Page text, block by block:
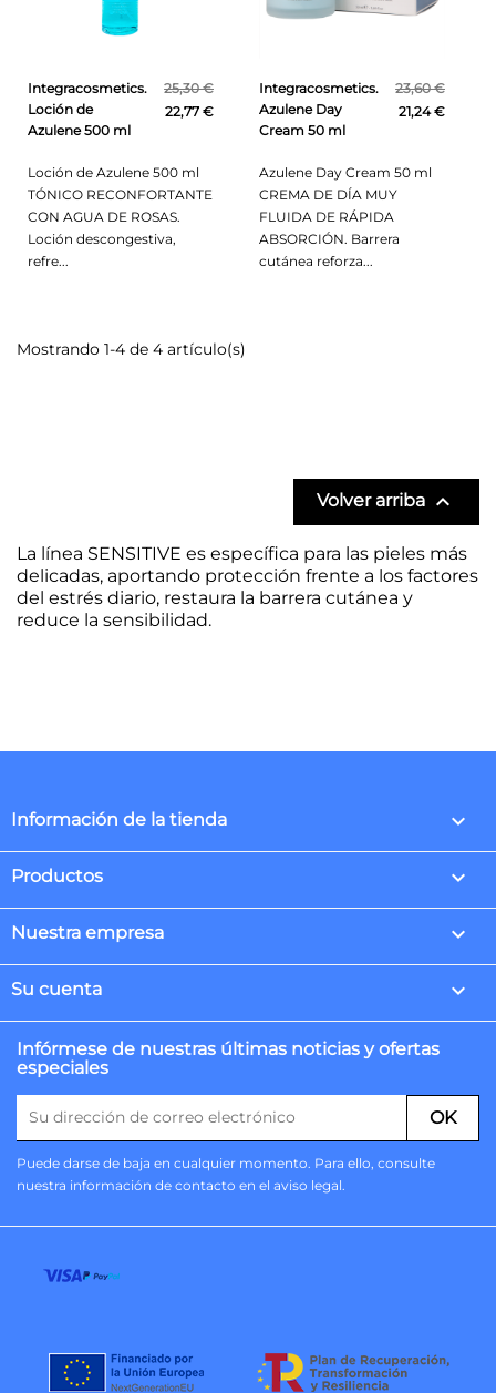
Integracosmetics.
Loción de
Azulene 500 ml
25,30 €
22,77 €
Loción de Azulene 500 ml
TÓNICO RECONFORTANTE
CON AGUA DE ROSAS.
Loción descongestiva,
refre...
Integracosmetics.
Azulene Day
Cream 50 ml
23,60 €
21,24 €
Azulene Day Cream 50 ml
CREMA DE DÍA MUY
FLUIDA DE RÁPIDA
ABSORCIÓN. Barrera
cutánea reforza...
Mostrando 1-4 de 4 artículo(s)
Volver arriba 
La línea SENSITIVE es específica para las pieles más
delicadas, aportando protección frente a los factores
del estrés diario, restaura la barrera cutánea y
reduce la sensibilidad.
Información de la tienda keyboard_arrow_down
Productos 
Nuestra empresa 
Su cuenta 
Infórmese de nuestras últimas noticias y ofertas
especiales
Puede darse de baja en cualquier momento. Para ello, consulte
nuestra información de contacto en el aviso legal.